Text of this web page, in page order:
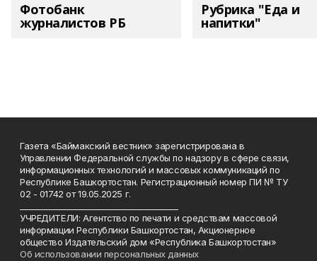
Фотобанк
журналистов РБ
Рубрика "Еда и
напитки"
Газета «Баймакский вестник» зарегистрирована в
Управлении Федеральной службы по надзору в сфере связи,
информационных технологий и массовых коммуникаций по
Республике Башкортостан. Регистрационный номер ПИ № ТУ
02 - 01742 от 19.05.2025 г.
УЧРЕДИТЕЛИ: Агентство по печати и средствам массовой
информации Республики Башкортостан, Акционерное
общество Издательский дом «Республика Башкортостан»
Об использовании персональных данных